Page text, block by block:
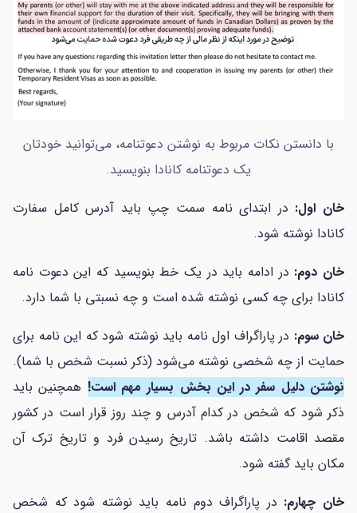
با دانستن نکات مربوط به نوشتن دعوتنامه، می‌توانید خودتان
یک دعوتنامه کانادا بنویسید.
خان اول: در ابتدای نامه سمت چپ باید آدرس کامل سفارت
کانادا نوشته شود.
خان دوم: در ادامه باید در یک خط بنویسید که این دعوت نامه
کانادا برای چه کسی نوشته شده است و چه نسبتی با شما دارد.
خان سوم: در پاراگراف اول نامه باید نوشته شود که این نامه برای
حمایت از چه شخصی نوشته می‌شود (ذکر نسبت شخص با شما).
نوشتن دلیل سفر در این بخش بسیار مهم است! همچنین باید
ذکر شود که شخص در کدام آدرس و چند روز قرار است در کشور
مقصد اقامت داشته باشد. تاریخ رسیدن فرد و تاریخ ترک آن
مکان باید گفته شود.
خان چهارم: در پاراگراف دوم نامه باید نوشته شود که شخص